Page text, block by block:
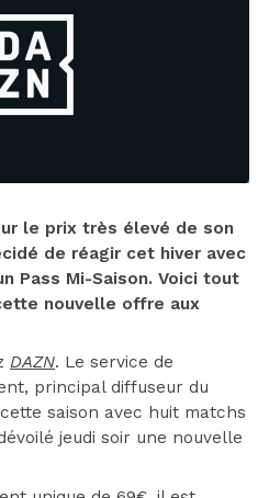
le prix très élevé de son
de réagir cet hiver avec
Pass Mi-Saison. Voici tout
nouvelle offre aux
DAZN. Le service de
principal diffuseur du
saison avec huit matchs
jeudi soir une nouvelle